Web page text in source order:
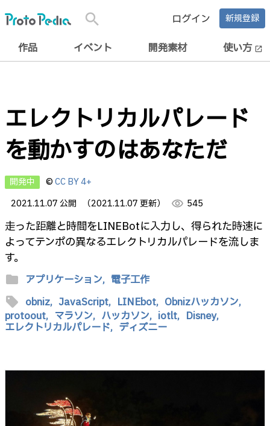
search ログイン 新規登録
作品 イベント 開発素材 使い方 open_in_new
エレクトリカルパレード
を動かすのはあなただ
開発中 ©CC BY 4+
2021.11.07 公開
（2021.11.07 更新） visibility 545
走った距離と時間をLINEBotに入力し、得られた時速に
よってテンポの異なるエレクトリカルパレードを流しま
す。
folder アプリケーション, 電子工作
sell obniz, JavaScript, LINEbot, Obnizハッカソン,
protoout, マラソン, ハッカソン, iotlt, Disney,
エレクトリカルパレード, ディズニー